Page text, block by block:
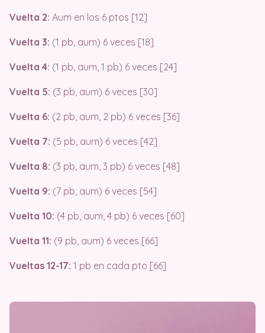
Vuelta 2: Aum en los 6 ptos [12]
Vuelta 3: (1 pb, aum) 6 veces [18]
Vuelta 4: (1 pb, aum, 1 pb) 6 veces [24]
Vuelta 5: (3 pb, aum) 6 veces [30]
Vuelta 6: (2 pb, aum, 2 pb) 6 veces [36]
Vuelta 7: (5 pb, aum) 6 veces [42]
Vuelta 8: (3 pb, aum, 3 pb) 6 veces [48]
Vuelta 9: (7 pb, aum) 6 veces [54]
Vuelta 10: (4 pb, aum, 4 pb) 6 veces [60]
Vuelta 11: (9 pb, aum) 6 veces [66]
Vueltas 12-17: 1 pb en cada pto [66]